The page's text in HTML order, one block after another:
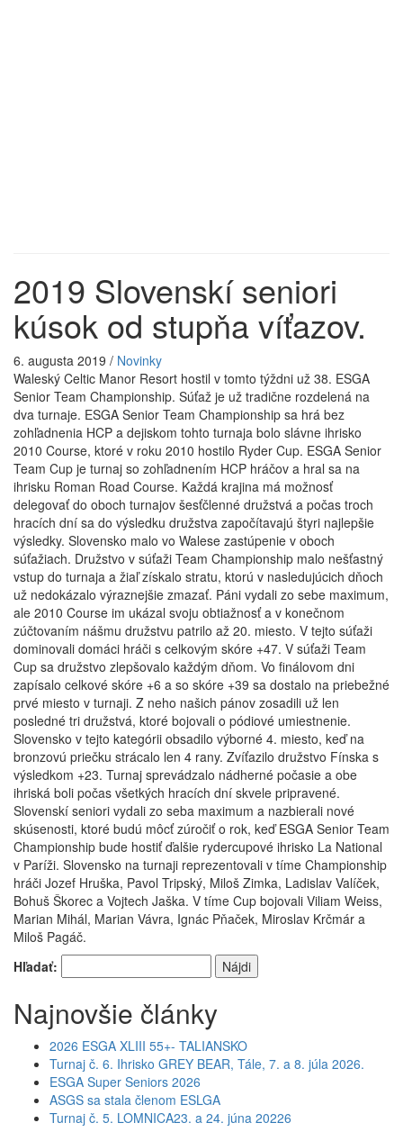
2019 Slovenskí seniori
kúsok od stupňa víťazov.
6. augusta 2019 / Novinky
Waleský Celtic Manor Resort hostil v tomto týždni už 38. ESGA
Senior Team Championship. Súťaž je už tradične rozdelená na
dva turnaje. ESGA Senior Team Championship sa hrá bez
zohľadnenia HCP a dejiskom tohto turnaja bolo slávne ihrisko
2010 Course, ktoré v roku 2010 hostilo Ryder Cup. ESGA Senior
Team Cup je turnaj so zohľadnením HCP hráčov a hral sa na
ihrisku Roman Road Course. Každá krajina má možnosť
delegovať do oboch turnajov šesťčlenné družstvá a počas troch
hracích dní sa do výsledku družstva započítavajú štyri najlepšie
výsledky. Slovensko malo vo Walese zastúpenie v oboch
súťažiach. Družstvo v súťaži Team Championship malo nešťastný
vstup do turnaja a žiaľ získalo stratu, ktorú v nasledujúcich dňoch
už nedokázalo výraznejšie zmazať. Páni vydali zo sebe maximum,
ale 2010 Course im ukázal svoju obtiažnosť a v konečnom
zúčtovaním nášmu družstvu patrilo až 20. miesto. V tejto súťaži
dominovali domáci hráči s celkovým skóre +47. V súťaži Team
Cup sa družstvo zlepšovalo každým dňom. Vo finálovom dni
zapísalo celkové skóre +6 a so skóre +39 sa dostalo na priebežné
prvé miesto v turnaji. Z neho našich pánov zosadili už len
posledné tri družstvá, ktoré bojovali o pódiové umiestnenie.
Slovensko v tejto kategórii obsadilo výborné 4. miesto, keď na
bronzovú priečku strácalo len 4 rany. Zvíťazilo družstvo Fínska s
výsledkom +23. Turnaj sprevádzalo nádherné počasie a obe
ihriská boli počas všetkých hracích dní skvele pripravené.
Slovenskí seniori vydali zo seba maximum a nazbierali nové
skúsenosti, ktoré budú môcť zúročiť o rok, keď ESGA Senior Team
Championship bude hostiť ďalšie rydercupové ihrisko La National
v Paríži. Slovensko na turnaji reprezentovali v tíme Championship
hráči Jozef Hruška, Pavol Tripský, Miloš Zimka, Ladislav Valíček,
Bohuš Škorec a Vojtech Jaška. V tíme Cup bojovali Viliam Weiss,
Marian Mihál, Marian Vávra, Ignác Pňaček, Miroslav Krčmár a
Miloš Pagáč.
Hľadať:
Najnovšie články
2026 ESGA XLIII 55+- TALIANSKO
Turnaj č. 6. Ihrisko GREY BEAR, Tále, 7. a 8. júla 2026.
ESGA Super Seniors 2026
ASGS sa stala členom ESLGA
Turnaj č. 5. LOMNICA23. a 24. júna 20226